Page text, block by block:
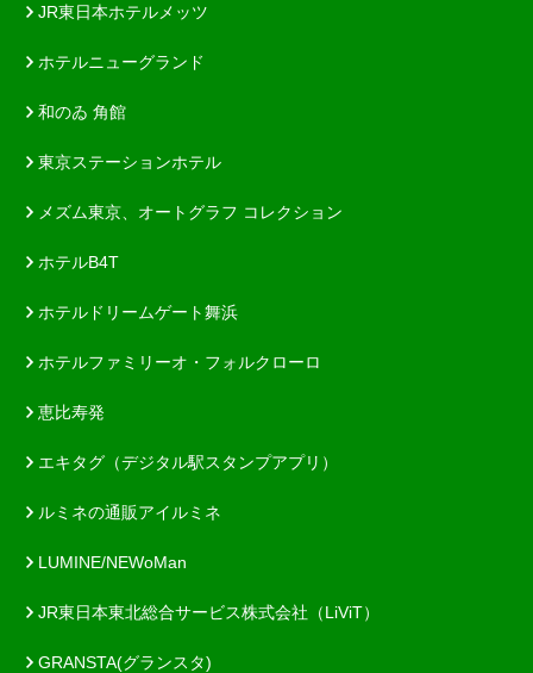
JR東日本ホテルメッツ
ホテルニューグランド
和のゐ 角館
東京ステーションホテル
メズム東京、オートグラフ コレクション
ホテルB4T
ホテルドリームゲート舞浜
ホテルファミリーオ・フォルクローロ
恵比寿発
エキタグ（デジタル駅スタンプアプリ）
ルミネの通販アイルミネ
LUMINE/NEWoMan
JR東日本東北総合サービス株式会社（LiViT）
GRANSTA(グランスタ)